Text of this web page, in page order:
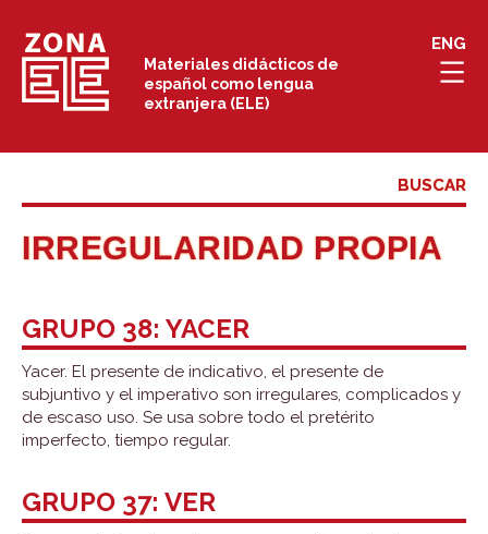
contenido
Materiales didácticos de
español como lengua
extranjera (ELE)
ENG
IRREGULARIDAD PROPIA
GRUPO 38: YACER
Yacer. El presente de indicativo, el presente de
subjuntivo y el imperativo son irregulares, complicados y
de escaso uso. Se usa sobre todo el pretérito
imperfecto, tiempo regular.
GRUPO 37: VER